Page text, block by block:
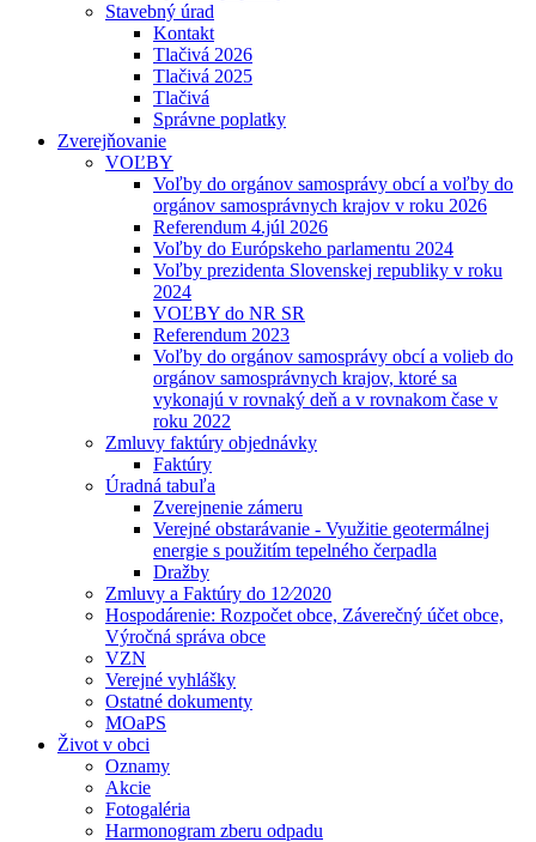
Stavebný úrad
Kontakt
Tlačivá 2026
Tlačivá 2025
Tlačivá
Správne poplatky
Zverejňovanie
VOĽBY
Voľby do orgánov samosprávy obcí a voľby do
orgánov samosprávnych krajov v roku 2026
Referendum 4.júl 2026
Voľby do Európskeho parlamentu 2024
Voľby prezidenta Slovenskej republiky v roku
2024
VOĽBY do NR SR
Referendum 2023
Voľby do orgánov samosprávy obcí a volieb do
orgánov samosprávnych krajov, ktoré sa
vykonajú v rovnaký deň a v rovnakom čase v
roku 2022
Zmluvy faktúry objednávky
Faktúry
Úradná tabuľa
Zverejnenie zámeru
Verejné obstarávanie - Využitie geotermálnej
energie s použitím tepelného čerpadla
Dražby
Zmluvy a Faktúry do 12⁄2020
Hospodárenie: Rozpočet obce, Záverečný účet obce,
Výročná správa obce
VZN
Verejné vyhlášky
Ostatné dokumenty
MOaPS
Život v obci
Oznamy
Akcie
Fotogaléria
Harmonogram zberu odpadu